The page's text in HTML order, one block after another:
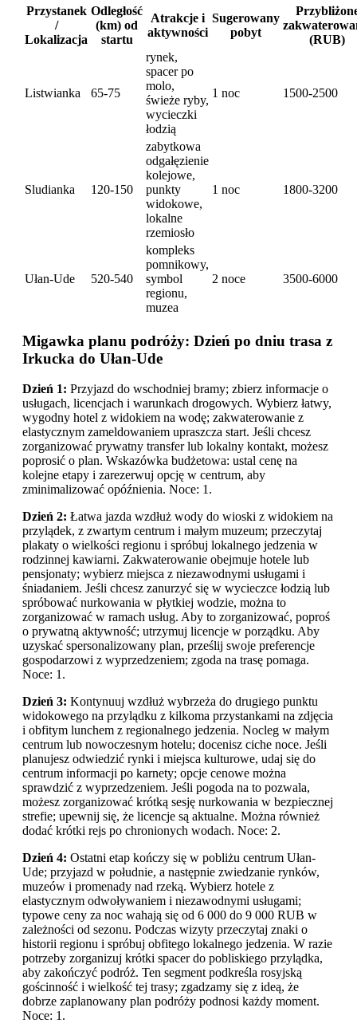
Przystanek
/
Lokalizacja
Odległość
(km) od
startu
Atrakcje i
aktywności
Sugerowany
pobyt
(RUB)
Listwianka 65-75
rynek,
spacer po
molo,
świeże ryby,
wycieczki
łodzią
1 noc 1500-2500
Sludianka 120-150
zabytkowa
odgałęzienie
kolejowe,
punkty
widokowe,
lokalne
rzemiosło
1 noc 1800-3200
Ułan-Ude 520-540
kompleks
pomnikowy,
symbol
regionu,
muzea
2 noce 3500-6000
Migawka planu podróży: Dzień po dniu trasa z
Irkucka do Ułan-Ude
Dzień 1: Przyjazd do wschodniej bramy; zbierz informacje o
usługach, licencjach i warunkach drogowych. Wybierz łatwy,
wygodny hotel z widokiem na wodę; zakwaterowanie z
elastycznym zameldowaniem upraszcza start. Jeśli chcesz
zorganizować prywatny transfer lub lokalny kontakt, możesz
poprosić o plan. Wskazówka budżetowa: ustal cenę na
kolejne etapy i zarezerwuj opcję w centrum, aby
zminimalizować opóźnienia. Noce: 1.
Dzień 2: Łatwa jazda wzdłuż wody do wioski z widokiem na
przylądek, z zwartym centrum i małym muzeum; przeczytaj
plakaty o wielkości regionu i spróbuj lokalnego jedzenia w
rodzinnej kawiarni. Zakwaterowanie obejmuje hotele lub
pensjonaty; wybierz miejsca z niezawodnymi usługami i
śniadaniem. Jeśli chcesz zanurzyć się w wycieczce łodzią lub
spróbować nurkowania w płytkiej wodzie, można to
zorganizować w ramach usług. Aby to zorganizować, poproś
o prywatną aktywność; utrzymuj licencje w porządku. Aby
uzyskać spersonalizowany plan, prześlij swoje preferencje
gospodarzowi z wyprzedzeniem; zgoda na trasę pomaga.
Noce: 1.
Dzień 3: Kontynuuj wzdłuż wybrzeża do drugiego punktu
widokowego na przylądku z kilkoma przystankami na zdjęcia
i obfitym lunchem z regionalnego jedzenia. Nocleg w małym
centrum lub nowoczesnym hotelu; docenisz ciche noce. Jeśli
planujesz odwiedzić rynki i miejsca kulturowe, udaj się do
centrum informacji po karnety; opcje cenowe można
sprawdzić z wyprzedzeniem. Jeśli pogoda na to pozwala,
możesz zorganizować krótką sesję nurkowania w bezpiecznej
strefie; upewnij się, że licencje są aktualne. Można również
dodać krótki rejs po chronionych wodach. Noce: 2.
Dzień 4: Ostatni etap kończy się w pobliżu centrum Ułan-
Ude; przyjazd w południe, a następnie zwiedzanie rynków,
muzeów i promenady nad rzeką. Wybierz hotele z
elastycznym odwoływaniem i niezawodnymi usługami;
typowe ceny za noc wahają się od 6 000 do 9 000 RUB w
zależności od sezonu. Podczas wizyty przeczytaj znaki o
historii regionu i spróbuj obfitego lokalnego jedzenia. W razie
potrzeby zorganizuj krótki spacer do pobliskiego przylądka,
aby zakończyć podróż. Ten segment podkreśla rosyjską
gościnność i wielkość tej trasy; zgadzamy się z ideą, że
dobrze zaplanowany plan podróży podnosi każdy moment.
Noce: 1.